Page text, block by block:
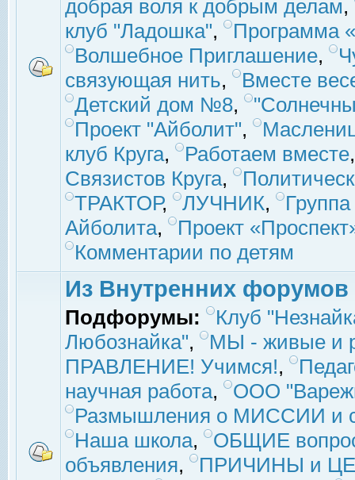
добрая воля к добрым делам,
клуб "Ладошка",
Программа
Волшебное Приглашение,
связующая нить,
Вместе
Детский дом №8,
Проект "Айболит",
клуб Круга, Работаем вместе
Связистов Круга,
ТРАКТОР, ЛУЧНИК,
Айболита,
Проект
Комментарии по детям
Из Внутренних форумов
Подфорумы:
Клуб
Любознайка",
МЫ - живые и
ПРАВЛЕНИЕ! Учимся!,
научная работа,
ООО
Размышления о МИССИИ и
Наша школа,
ОБЩИЕ
объявления,
ПРИЧИНЫ и